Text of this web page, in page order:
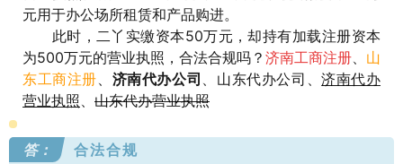
元用于办公场所租赁和产品购进。
此时，二丫实缴资本50万元，却持有加载注册资本
为500万元的营业执照，合法合规吗？ 济南工商注册
山
东工商注册
济南代办公司 山东代办公司 、济南代办
营业执照
山东代办营业执照
答： 合法合规